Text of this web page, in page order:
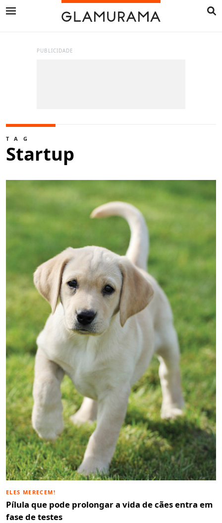
PUBLICIDADE
TAG
Startup
ELES MERECEM!
Pílula que pode prolongar a vida de cães entra em
fase de testes